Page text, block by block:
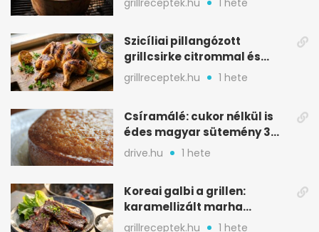
grillreceptek.hu 1 hete
Szicíliai pillangózott
grillcsirke citrommal és
oregánóval
grillreceptek.hu 1 hete
Csíramálé: cukor nélkül is
édes magyar sütemény 3
alapanyagból
drive.hu 1 hete
Koreai galbi a grillen:
karamellizált marha
rövidborda gyorsan
grillreceptek.hu 1 hete